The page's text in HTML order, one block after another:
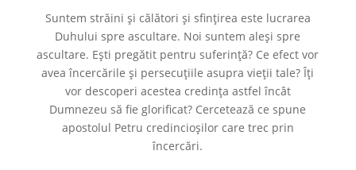
Suntem străini și călători și sfințirea este lucrarea
Duhului spre ascultare. Noi suntem aleși spre
ascultare. Ești pregătit pentru suferință? Ce efect vor
avea încercările și persecuțiile asupra vieții tale? Îți
vor descoperi acestea credința astfel încât
Dumnezeu să fie glorificat? Cercetează ce spune
apostolul Petru credincioșilor care trec prin
încercări.